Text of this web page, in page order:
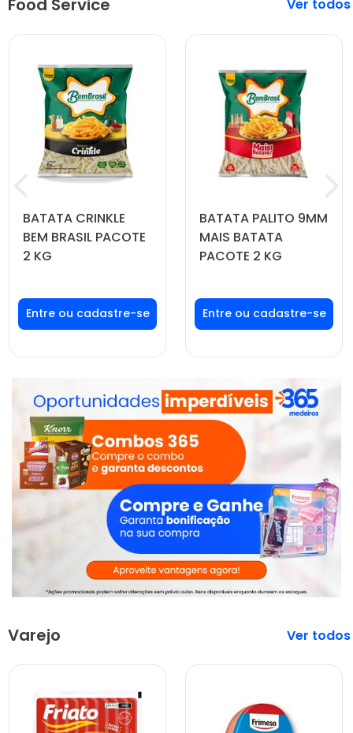
Food Service
BATATA CRINKLE
BEM BRASIL PACOTE
2 KG
Faça seu login ou
cadastre-se para
ver preços e
BATATA PALITO 9MM
MAIS BATATA
PACOTE 2 KG
Faça seu login ou
cadastre-se para
ver preços e
Varejo